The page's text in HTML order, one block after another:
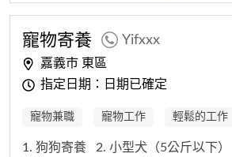
寵物寄養 Yifxxx
嘉義市 東區
指定日期：日期已確定
寵物兼職 寵物工作 輕鬆的工作
1. 狗狗寄養 2. 小型犬（5公斤以下）